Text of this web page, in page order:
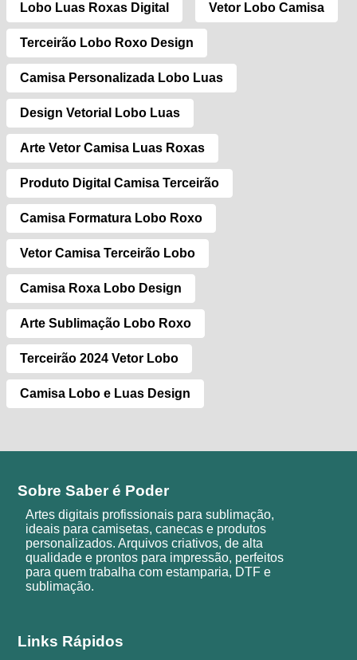
Lobo Luas Roxas Digital Vetor Lobo Camisa
Terceirão Lobo Roxo Design
Camisa Personalizada Lobo Luas
Design Vetorial Lobo Luas
Arte Vetor Camisa Luas Roxas
Produto Digital Camisa Terceirão
Camisa Formatura Lobo Roxo
Vetor Camisa Terceirão Lobo
Camisa Roxa Lobo Design
Arte Sublimação Lobo Roxo
Terceirão 2024 Vetor Lobo
Camisa Lobo e Luas Design
Sobre Saber é Poder
Artes digitais profissionais para sublimação,
ideais para camisetas, canecas e produtos
personalizados. Arquivos criativos, de alta
qualidade e prontos para impressão, perfeitos
para quem trabalha com estamparia, DTF e
sublimação.
Links Rápidos